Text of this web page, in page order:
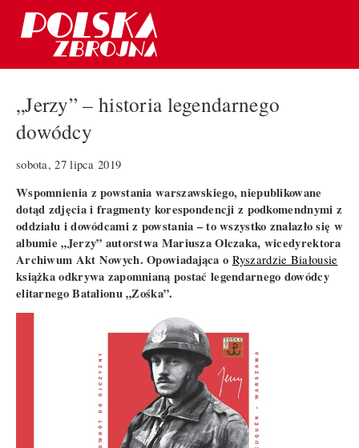
„Jerzy” – historia legendarnego
dowódcy
sobota, 27 lipca 2019
Wspomnienia z powstania warszawskiego, niepublikowane
dotąd zdjęcia i fragmenty korespondencji z podkomendnymi z
oddziału i dowódcami z powstania – to wszystko znalazło się w
albumie „Jerzy” autorstwa Mariusza Olczaka, wicedyrektora
Archiwum Akt Nowych. Opowiadająca o Ryszardzie Białousie
książka odkrywa zapomnianą postać legendarnego dowódcy
elitarnego Batalionu „Zośka”.